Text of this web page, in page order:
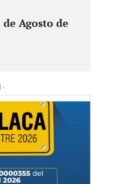
Agosto de
-